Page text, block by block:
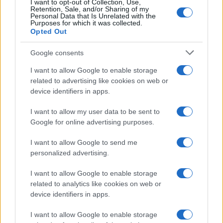
I want to opt-out of Collection, Use,
Retention, Sale, and/or Sharing of my
Personal Data that Is Unrelated with the
Purposes for which it was collected.
Opted Out
Google consents
I want to allow Google to enable storage
related to advertising like cookies on web or
device identifiers in apps.
I want to allow my user data to be sent to
Google for online advertising purposes.
I want to allow Google to send me
personalized advertising.
I want to allow Google to enable storage
related to analytics like cookies on web or
device identifiers in apps.
I want to allow Google to enable storage